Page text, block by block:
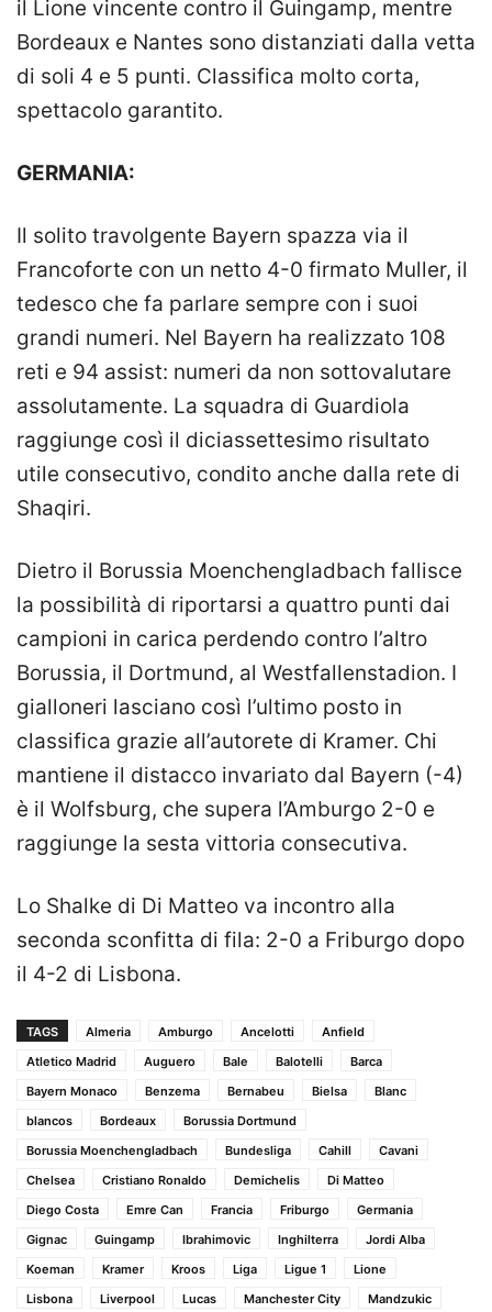
il Lione vincente contro il Guingamp, mentre
Bordeaux e Nantes sono distanziati dalla vetta
di soli 4 e 5 punti. Classifica molto corta,
spettacolo garantito.
GERMANIA:
Il solito travolgente Bayern spazza via il
Francoforte con un netto 4-0 firmato Muller, il
tedesco che fa parlare sempre con i suoi
grandi numeri. Nel Bayern ha realizzato 108
reti e 94 assist: numeri da non sottovalutare
assolutamente. La squadra di Guardiola
raggiunge così il diciassettesimo risultato
utile consecutivo, condito anche dalla rete di
Shaqiri.
Dietro il Borussia Moenchengladbach fallisce
la possibilità di riportarsi a quattro punti dai
campioni in carica perdendo contro l’altro
Borussia, il Dortmund, al Westfallenstadion. I
gialloneri lasciano così l’ultimo posto in
classifica grazie all’autorete di Kramer. Chi
mantiene il distacco invariato dal Bayern (-4)
è il Wolfsburg, che supera l’Amburgo 2-0 e
raggiunge la sesta vittoria consecutiva.
Lo Shalke di Di Matteo va incontro alla
seconda sconfitta di fila: 2-0 a Friburgo dopo
il 4-2 di Lisbona.
TAGS Almeria Amburgo Ancelotti
Anfield
Atletico Madrid
Auguero Bale Balotelli
Barca
Bayern Monaco
Benzema Bernabeu Bielsa
Blanc
blancos
Bordeaux
Borussia Dortmund
Borussia Moenchengladbach
Bundesliga Cahill
Cavani
Chelsea
Cristiano Ronaldo Demichelis
Di Matteo
Diego Costa
Emre Can Francia Friburgo
Germania
Gignac
Guingamp Ibrahimovic Inghilterra
Jordi Alba
Koeman
Kramer Kroos Liga Ligue 1
Lione
Lisbona
Liverpool Lucas Manchester City
Mandzukic